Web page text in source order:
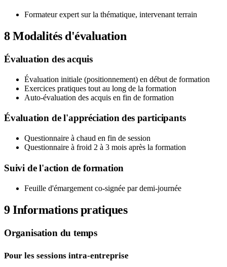
Formateur expert sur la thématique, intervenant terrain
8Modalités d'évaluation
Évaluation des acquis
Évaluation initiale (positionnement) en début de formation
Exercices pratiques tout au long de la formation
Auto-évaluation des acquis en fin de formation
Évaluation de l'appréciation des participants
Questionnaire à chaud en fin de session
Questionnaire à froid 2 à 3 mois après la formation
Suivi de l'action de formation
Feuille d'émargement co-signée par demi-journée
9Informations pratiques
Organisation du temps
Pour les sessions intra-entreprise